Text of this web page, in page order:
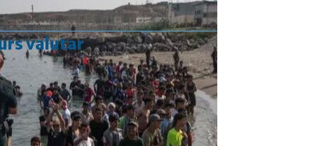
valutar
Curs valutar: 06 Aug 2026
EUR: 5,2513 RON
+0,0024 ▲
USD: 4,5507 RON
+0,0027 ▲
CHF : 5,6221 RON
+0,0011 ▲